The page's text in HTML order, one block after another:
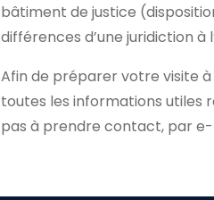
bâtiment de justice
différences d’une juridiction à
Afin de préparer votre visite à
toutes les informations utiles
pas à prendre contact, par